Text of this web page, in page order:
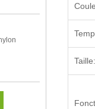
Taille: